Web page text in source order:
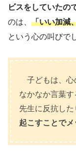
ビスをしていたの
のは、 「いい加減
という心の叫びで
子どもは、心
なかなか言葉
先生に反抗した
起こすことでメ